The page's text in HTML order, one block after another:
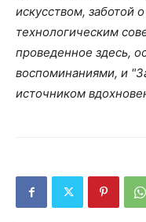
искусством, заботой
технологическим
проведенное здесь,
воспоминаниями, и
источником